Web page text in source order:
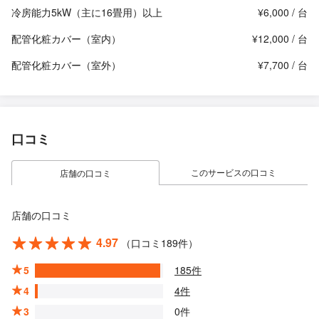
冷房能力5kW（主に16畳用）以上
¥6,000 / 台
配管化粧カバー（室内）
¥12,000 / 台
配管化粧カバー（室外）
¥7,700 / 台
口コミ
店舗の口コミ このサービスの口コミ
店舗の口コミ
4.97
（口コミ189件）
5
185件
4
4件
3
0件